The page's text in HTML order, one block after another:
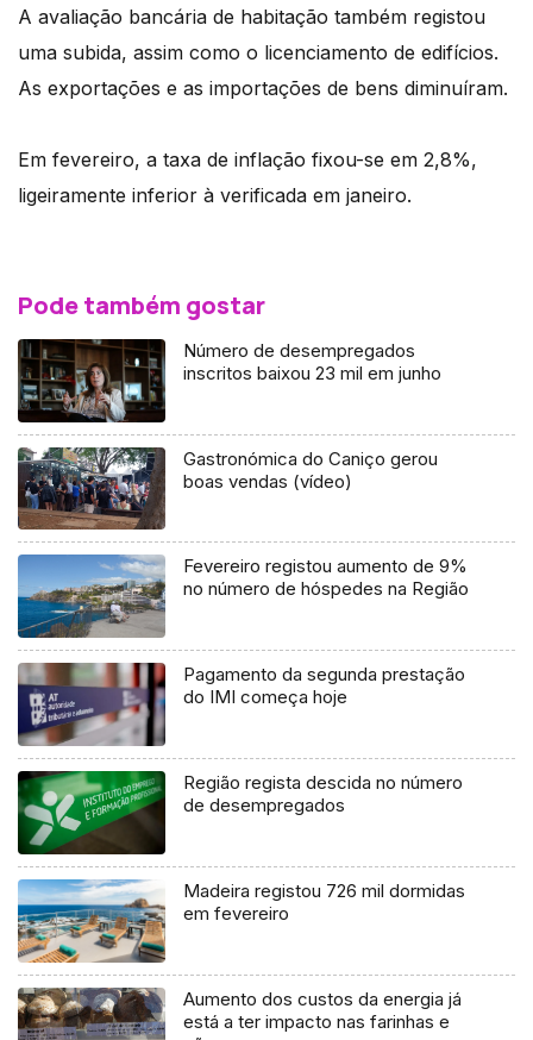
A avaliação bancária de habitação também registou
uma subida, assim como o licenciamento de edifícios.
As exportações e as importações de bens diminuíram.
Em fevereiro, a taxa de inflação fixou-se em 2,8%,
ligeiramente inferior à verificada em janeiro.
Pode também gostar
Número de desempregados
inscritos baixou 23 mil em junho
Gastronómica do Caniço gerou
boas vendas (vídeo)
Fevereiro registou aumento de 9%
no número de hóspedes na Região
Pagamento da segunda prestação
do IMI começa hoje
Região regista descida no número
de desempregados
Madeira registou 726 mil dormidas
em fevereiro
Aumento dos custos da energia já
está a ter impacto nas farinhas e